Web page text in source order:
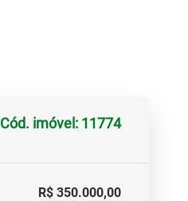
Cód. imóvel: 11774
R$ 350.000,00